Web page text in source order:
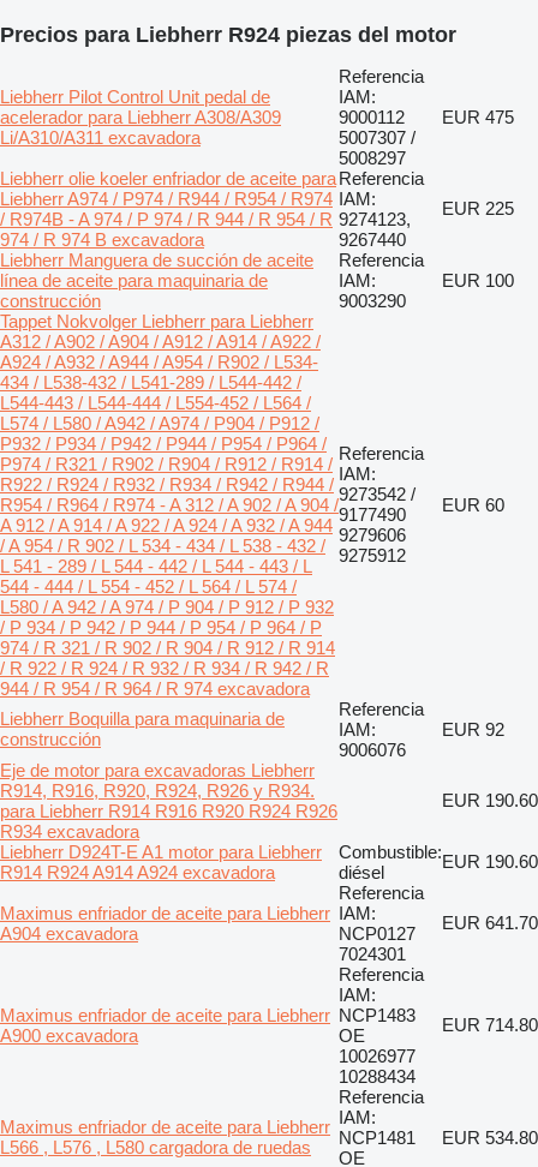
Precios para Liebherr R924 piezas del motor
Liebherr Pilot Control Unit pedal de
acelerador para Liebherr A308/A309
Li/A310/A311 excavadora
Referencia
IAM:
9000112
5007307 /
5008297
EUR 475
Liebherr olie koeler enfriador de aceite para
Liebherr A974 / P974 / R944 / R954 / R974
/ R974B - A 974 / P 974 / R 944 / R 954 / R
974 / R 974 B excavadora
Referencia
IAM:
9274123,
9267440
EUR 225
Liebherr Manguera de succión de aceite
línea de aceite para maquinaria de
construcción
Referencia
IAM:
9003290
EUR 100
Tappet Nokvolger Liebherr para Liebherr
A312 / A902 / A904 / A912 / A914 / A922 /
A924 / A932 / A944 / A954 / R902 / L534-
434 / L538-432 / L541-289 / L544-442 /
L544-443 / L544-444 / L554-452 / L564 /
L574 / L580 / A942 / A974 / P904 / P912 /
P932 / P934 / P942 / P944 / P954 / P964 /
P974 / R321 / R902 / R904 / R912 / R914 /
R922 / R924 / R932 / R934 / R942 / R944 /
R954 / R964 / R974 - A 312 / A 902 / A 904 /
A 912 / A 914 / A 922 / A 924 / A 932 / A 944
/ A 954 / R 902 / L 534 - 434 / L 538 - 432 /
L 541 - 289 / L 544 - 442 / L 544 - 443 / L
544 - 444 / L 554 - 452 / L 564 / L 574 /
L580 / A 942 / A 974 / P 904 / P 912 / P 932
/ P 934 / P 942 / P 944 / P 954 / P 964 / P
974 / R 321 / R 902 / R 904 / R 912 / R 914
/ R 922 / R 924 / R 932 / R 934 / R 942 / R
944 / R 954 / R 964 / R 974 excavadora
Referencia
IAM:
9273542 /
9177490
9279606
9275912
EUR 60
Liebherr Boquilla para maquinaria de
construcción
Referencia
IAM:
9006076
EUR 92
Eje de motor para excavadoras Liebherr
R914, R916, R920, R924, R926 y R934.
para Liebherr R914 R916 R920 R924 R926
R934 excavadora
EUR 190.60
Liebherr D924T-E A1 motor para Liebherr
R914 R924 A914 A924 excavadora
Combustible:
diésel
EUR 190.60
Maximus enfriador de aceite para Liebherr
A904 excavadora
Referencia
IAM:
NCP0127
7024301
EUR 641.70
Maximus enfriador de aceite para Liebherr
A900 excavadora
Referencia
IAM:
NCP1483
OE
10026977
10288434
EUR 714.80
Maximus enfriador de aceite para Liebherr
L566 , L576 , L580 cargadora de ruedas
Referencia
IAM:
NCP1481
OE
EUR 534.80